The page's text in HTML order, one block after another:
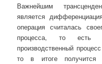
Важнейшим
является
операция считалась
процесса, то есть
производственный
то в итоге получится